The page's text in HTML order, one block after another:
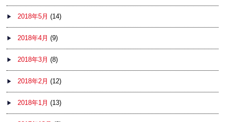
2018年5月 (14)
2018年4月 (9)
2018年3月 (8)
2018年2月 (12)
2018年1月 (13)